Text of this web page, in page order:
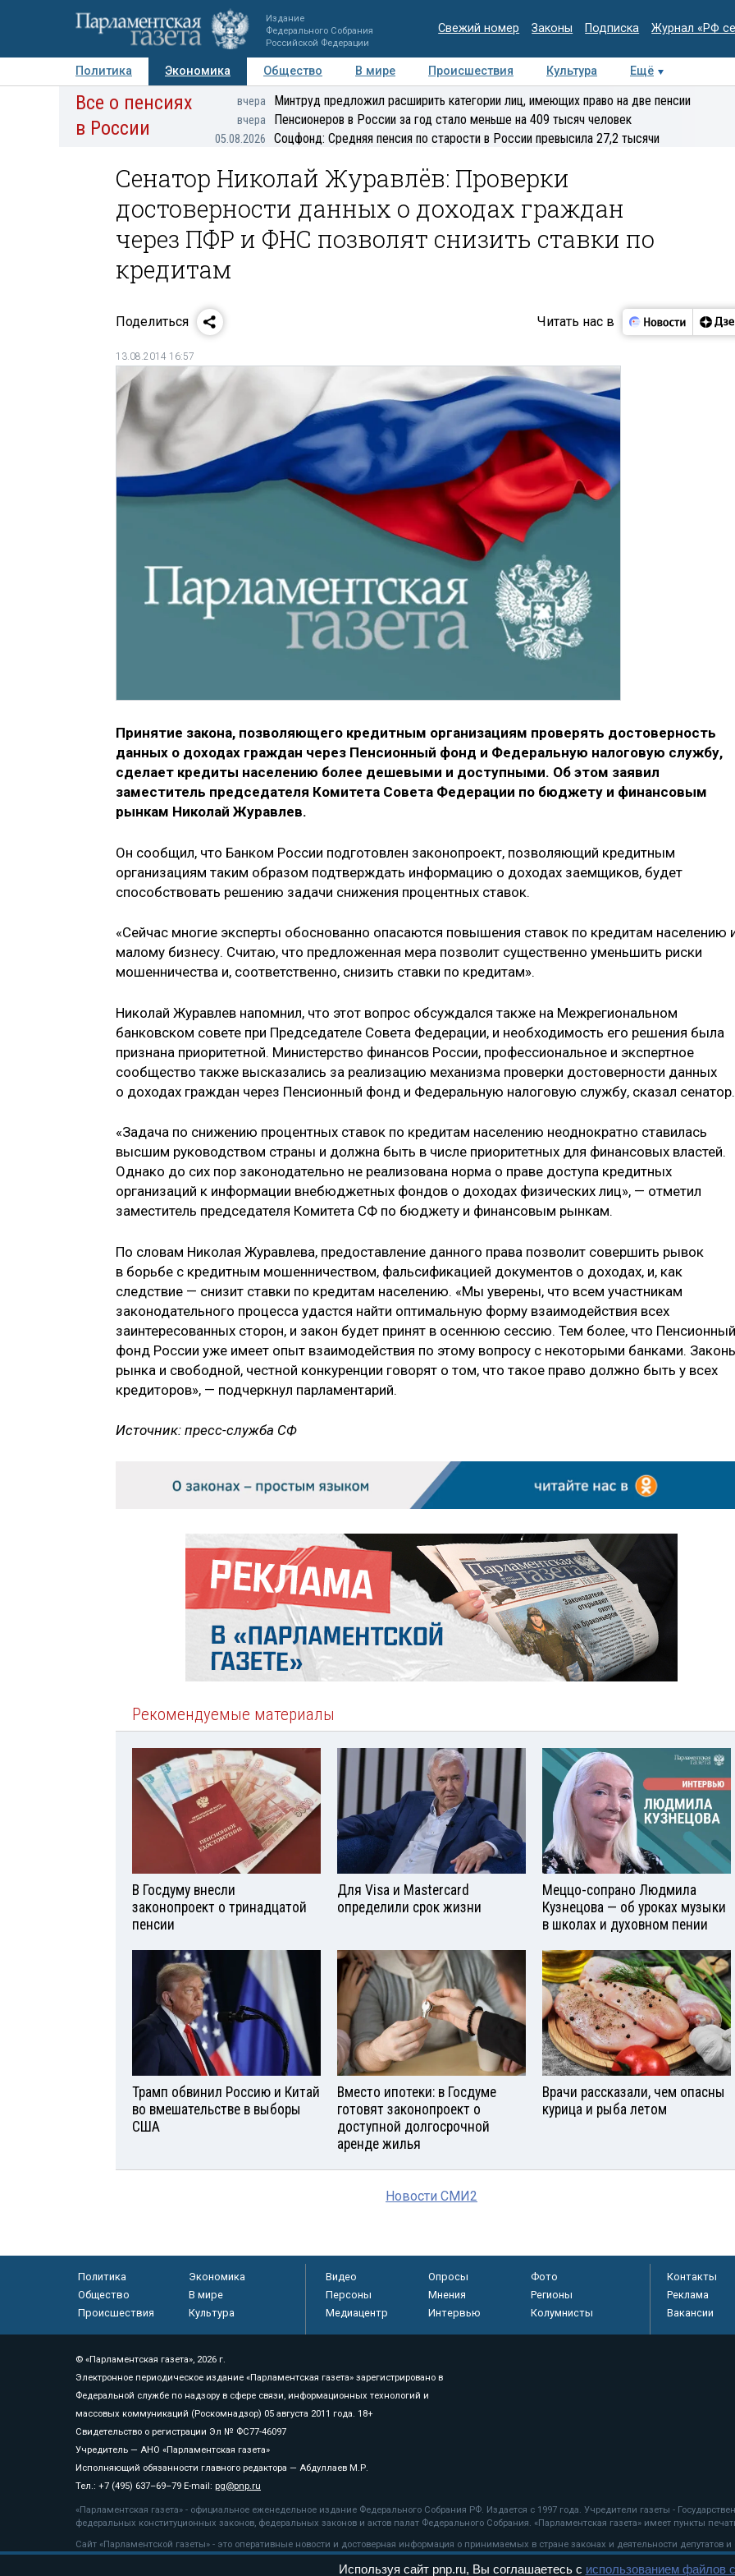
Издание
Федерального Собрания
Российской Федерации
Свежий номер Законы Подписка Журнал «РФ
Политика Экономика Общество В мире Происшествия Культура
Ещё
Авторы Персоны Мнения Регионы Медиацентр Интервью Колумнисты
Все о пенсиях
в России
вчера Минтруд предложил расширить категории лиц, имеющих право на две пенсии
вчера Пенсионеров в России за год стало меньше на 409 тысяч человек
05.08.2026 Соцфонд: Средняя пенсия по старости в России превысила 27,2 тысячи
Сенатор Николай Журавлёв: Проверки
достоверности данных о доходах граждан
через ПФР и ФНС позволят снизить ставки по
кредитам
Поделиться Читать нас в
13.08.2014 16:57
Принятие закона, позволяющего кредитным организациям проверять достоверность
данных о доходах граждан через Пенсионный фонд и Федеральную налоговую службу,
сделает кредиты населению более дешевыми и доступными. Об этом заявил
заместитель председателя Комитета Совета Федерации по бюджету и финансовым
рынкам Николай Журавлев.
Он сообщил, что Банком России подготовлен законопроект, позволяющий кредитным
организациям таким образом подтверждать информацию о доходах заемщиков, будет
способствовать решению задачи снижения процентных ставок.
«Сейчас многие эксперты обоснованно опасаются повышения ставок по кредитам населению
малому бизнесу. Считаю, что предложенная мера позволит существенно уменьшить риски
мошенничества и, соответственно, снизить ставки по кредитам».
Николай Журавлев напомнил, что этот вопрос обсуждался также на Межрегиональном
банковском совете при Председателе Совета Федерации, и необходимость его решения была
признана приоритетной. Министерство финансов России, профессиональное и экспертное
сообщество также высказались за реализацию механизма проверки достоверности данных
о доходах граждан через Пенсионный фонд и Федеральную налоговую службу, сказал сенатор.
«Задача по снижению процентных ставок по кредитам населению неоднократно ставилась
высшим руководством страны и должна быть в числе приоритетных для финансовых властей.
Однако до сих пор законодательно не реализована норма о праве доступа кредитных
организаций к информации внебюджетных фондов о доходах физических лиц», — отметил
заместитель председателя Комитета СФ по бюджету и финансовым рынкам.
По словам Николая Журавлева, предоставление данного права позволит совершить рывок
в борьбе с кредитным мошенничеством, фальсификацией документов о доходах, и, как
следствие — снизит ставки по кредитам населению. «Мы уверены, что всем участникам
законодательного процесса удастся найти оптимальную форму взаимодействия всех
заинтересованных сторон, и закон будет принят в осеннюю сессию. Тем более, что Пенсионный
фонд России уже имеет опыт взаимодействия по этому вопросу с некоторыми банками.
рынка и свободной, честной конкуренции говорят о том, что такое право должно быть у всех
кредиторов», — подчеркнул парламентарий.
Источник: пресс-служба СФ
Рекомендуемые материалы
В Госдуму внесли
законопроект о тринадцатой
пенсии
Для Visа и Mastercard
определили срок жизни
Меццо-сопрано Людмила
Кузнецова — об уроках музыки
в школах и духовном пении
Трамп обвинил Россию и Китай
во вмешательстве в выборы
США
Вместо ипотеки: в Госдуме
готовят законопроект о
доступной долгосрочной
аренде жилья
Врачи рассказали, чем опасны
курица и рыба летом
Новости СМИ2
Политика
Экономика
Общество
В мире
Происшествия
Культура
Видео Опросы
Фото
Персоны
Мнения
Регионы
Медиацентр
Интервью Колумнисты
Контакты
Реклама
Вакансии
© «Парламентская газета», 2026 г.
Электронное периодическое издание «Парламентская газета» зарегистрировано в
Федеральной службе по надзору в сфере связи, информационных технологий и
массовых коммуникаций (Роскомнадзор) 05 августа 2011 года. 18+
Свидетельство о регистрации Эл № ФС77-46097
Учредитель — АНО «Парламентская газета»
Исполняющий обязанности главного редактора — Абдуллаев М.Р.
Тел.: +7 (495) 637–69–79 E-mail: pg@pnp.ru
«Парламентская газета» - официальное еженедельное издание Федерального Собрания РФ. Издается с 1997 года. Учредители газеты -
федеральных конституционных законов, федеральных законов и актов палат Федерального Собрания. «Парламентская газета» имеет пункты
Сайт «Парламентской газеты» - это оперативные новости и достоверная информация о принимаемых в стране законах и деятельности депутатов
«Парламентской газеты» активная ссылка на pnp.ru обязательна.
Используя сайт pnp.ru, Вы соглашаетесь с использованием файлов